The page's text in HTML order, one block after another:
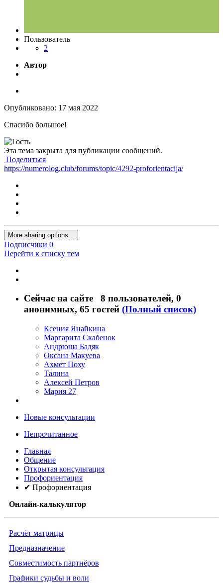
Пользователь
2
Автор
Опубликовано: 17 мая 2022
Спасибо большое!
Эта тема закрыта для публикации сообщений.
Поделиться
https://numerolog.club/forums/topic/4292-proforientacija/
More sharing options...
Подписчики 0
Перейти к списку тем
Сейчас на сайте 8 пользователей, 0
анонимных, 65 гостей (Полный список)
Ксения Янайкина
Маргарита Скабенок
Андрюша Бадяк
Оксана Макуева
Ахмет Поху
Талина
Алексей Петров
Мария 27
Новые консультации
Непрочитанное
Главная
Общение
Открытая консультация
Профориентация
✔ Профориентация
Онлайн-калькулятор
Расчёт матрицы
Предназначение
Совместимость партнёров
Графики судьбы и воли